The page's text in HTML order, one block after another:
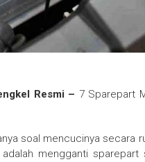
Resmi – 7 Sparepart
soal mencucinya secara
mengganti